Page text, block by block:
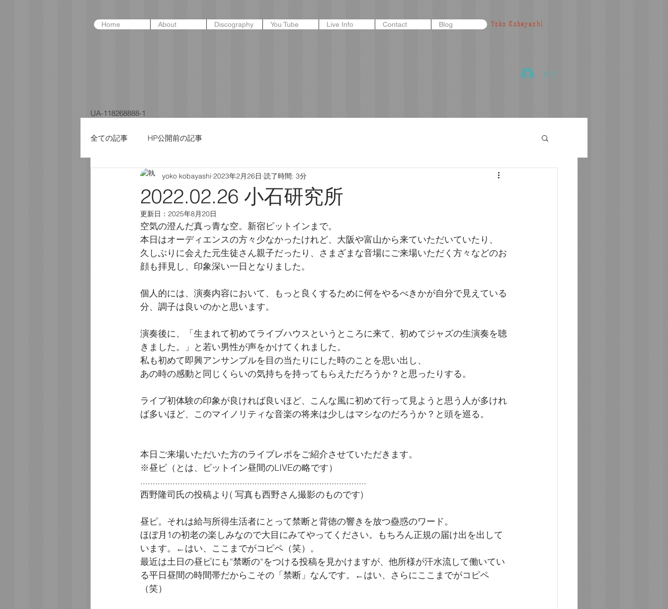
Home About Discography You Tube Live Info Contact Blog Yoko Kobayashi
ログイン
UA-118268888-1
全ての記事 HP公開前の記事
2022.02.26 小石研究所
yoko kobayashi 2023年2月26日 読了時間: 3分
更新日： 2025年8月20日
空気の澄んだ真っ青な空。新宿ピットインまで。
本日はオーディエンスの方々少なかったけれど、大阪や富山から来ていただいていたり、
久しぶりに会えた元生徒さん親子だったり、さまざまな音場にご来場いただく方々などのお
顔も拝見し、印象深い一日となりました。
個人的には、演奏内容において、もっと良くするために何をやるべきかが自分で見えている
分、調子は良いのかと思います。
演奏後に、「生まれて初めてライブハウスというところに来て、初めてジャズの生演奏を聴
きました。」と若い男性が声をかけてくれました。
私も初めて即興アンサンブルを目の当たりにした時のことを思い出し、
あの時の感動と同じくらいの気持ちを持ってもらえただろうか？と思ったりする。
ライブ初体験の印象が良ければ良いほど、こんな風に初めて行って見ようと思う人が多けれ
ば多いほど、このマイノリティな音楽の将来は少しはマシなのだろうか？と頭を巡る。
本日ご来場いただいた方のライブレポをご紹介させていただきます。
※昼ピ（とは、ピットイン昼間のLIVEの略です）
...........................................................................................
西野隆司氏の投稿より( 写真も西野さん撮影のものです)
昼ピ。それは給与所得生活者にとって禁断と背徳の響きを放つ蠱惑のワード。
ほぼ月1の初老の楽しみなので大目にみてやってください。もちろん正規の届け出を出して
います。←はい、ここまでがコピペ（笑）。
最近は土日の昼ピにも“禁断の“をつける投稿を見かけますが、他所様が汗水流して働いてい
る平日昼間の時間帯だからこその「禁断」なんです。←はい、さらにここまでがコピペ
（笑）